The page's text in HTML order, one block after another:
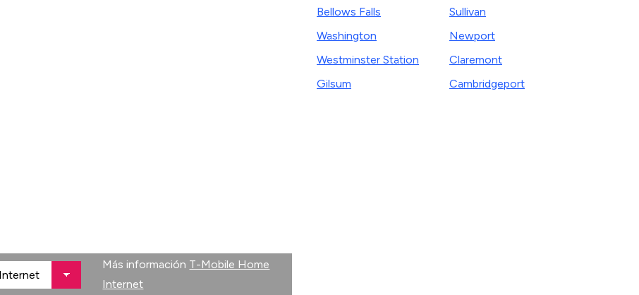
Más información T-Mobile Home
Internet
Bellows Falls
Washington
Westminster Station
Gilsum
Sullivan
Newport
Claremont
Cambridgeport